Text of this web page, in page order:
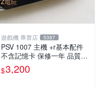
遊戲機 專賣店 5387
PSV 1007 主機 +r基本配件
不含記憶卡 保修一年 品質有
保障
$3,200